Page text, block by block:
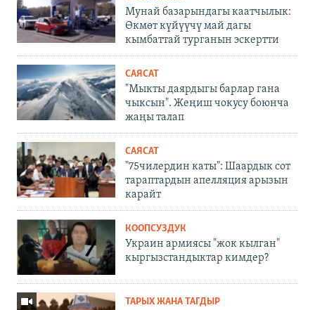
Мунай базарындагы каатчылык:
Өкмөт күйүүчү май дагы
кымбаттай турганын эскертти
САЯСАТ
"Мыкты даярдыгы барлар гана
чыксын". Жеңиш чокусу боюнча
жаңы талап
САЯСАТ
"75чилердин каты": Шаардык сот
тараптардын апелляция арызын
карайт
КООПСУЗДУК
Украин армиясы "жок кылган"
кыргызстандыктар кимдер?
ТАРЫХ ЖАНА ТАГДЫР